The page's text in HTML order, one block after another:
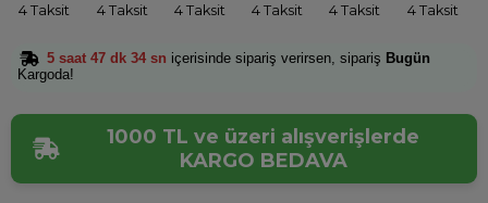
4 Taksit 4 Taksit 4 Taksit 4 Taksit 4 Taksit 4 Taksit
5 saat 47 dk 34 sn içerisinde sipariş verirsen, sipariş Bugün
Kargoda!
1000 TL ve üzeri alışverişlerde
KARGO BEDAVA